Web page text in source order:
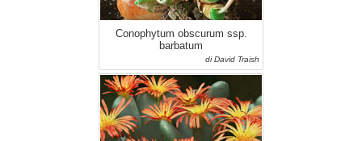
Conophytum obscurum ssp.
barbatum
di David Traish